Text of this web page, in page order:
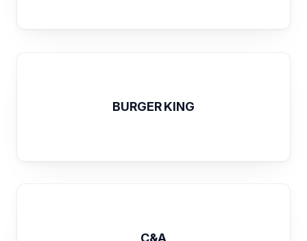
BURGER KING
C&A